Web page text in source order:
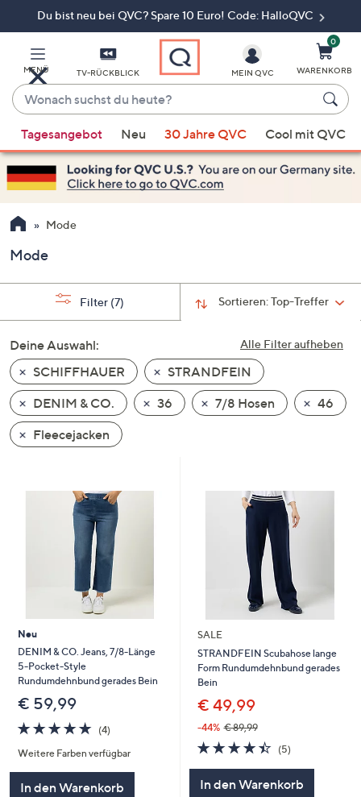
Du bist neu bei QVC? Spare 10 Euro! Code: HalloQVC
MENÜ TV-RÜCKBLICK
Wonach
suchst
du
heute?
Vorschläge
verfügbar
sind,
verwenden
Sie
Pfeiltasten
nach
und
nach
unten
oder
wischen
Sie
auf
nach
MEIN QVC
0
WARENKORB
Tagesangebot Neu 30 Jahre QVC Cool mit QVC
Mode
Mode
Sortieren:Top-Treffer
Filter (7)
Alle Filter aufheben
Deine Auswahl:
SCHIFFHAUER
STRANDFEIN
DENIM & CO.
36 7/8 Hosen
46
Fleecejacken
Neu
DENIM & CO. Jeans, 7/8-Länge
5-Pocket-Style
Rundumdehnbund gerades Bein
€ 59,99
4.8
von
5
(4)4
Weitere Farben verfügbar
In den Warenkorb
SALE
STRANDFEIN Scubahose lange
Form Rundumdehnbund gerades
Bein
€ 49,99
-44% € 89,99
4.4
von
(5)5
In den Warenkorb